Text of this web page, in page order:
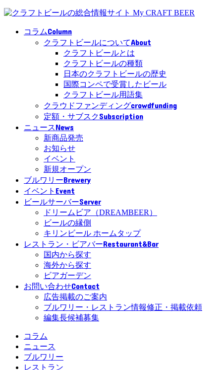
コラムColumn
クラフトビールについてAbout
クラフトビールとは
クラフトビールの種類
日本のクラフトビールの歴史
国際コンペで受賞したビール
クラフトビール用語集
クラウドファンディングcrowdfunding
定額・サブスクSubscription
ニュースNews
新商品発売
お知らせ
イベント
新規オープン
ブルワリーBrewery
イベント Event
ビールサーバーServer
ドリームビア（DREAMBEER）
ビールの縁側
キリンビール ホームタップ
レストラン・ビアバーRestaurant&Bar
国内から探す
海外から探す
ビアガーデン
お問い合わせContact
広告掲載のご案内
ブルワリー・レストラン情報修正・掲載依頼
編集長候補募集
コラム
ニュース
ブルワリー
レストラン